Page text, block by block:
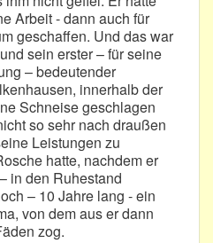
Arbeit - dann auch für
geschaffen. Und das war
sein erster – für seine
– bedeutender
innerhalb der
Schneise geschlagen
so sehr nach draußen
Leistungen zu
hatte, nachdem er
in den Ruhestand
– 10 Jahre lang - ein
von dem aus er dann
zog.